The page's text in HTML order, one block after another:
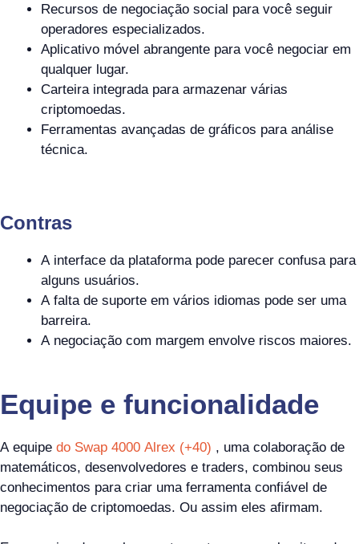
Recursos de negociação social para você seguir
operadores especializados.
Aplicativo móvel abrangente para você negociar em
qualquer lugar.
Carteira integrada para armazenar várias
criptomoedas.
Ferramentas avançadas de gráficos para análise
técnica.
Contras
A interface da plataforma pode parecer confusa para
alguns usuários.
A falta de suporte em vários idiomas pode ser uma
barreira.
A negociação com margem envolve riscos maiores.
Equipe e funcionalidade
A equipe do Swap 4000 Alrex (+40) , uma colaboração de
matemáticos, desenvolvedores e traders, combinou seus
conhecimentos para criar uma ferramenta confiável de
negociação de criptomoedas. Ou assim eles afirmam.